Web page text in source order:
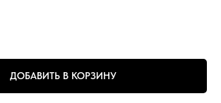
ДОБАВИТЬ В КОРЗИНУ